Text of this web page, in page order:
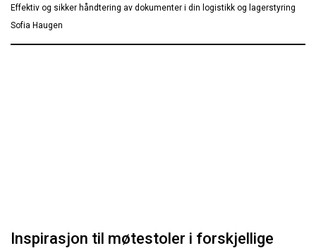
Effektiv og sikker håndtering av dokumenter i din logistikk og lagerstyring
Sofia Haugen
Inspirasjon til møtestoler i forskjellige